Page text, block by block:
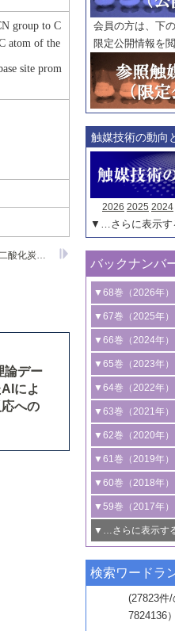
group to C
atom of the
site prom
人工金属酵素による水中における二酸化炭素還元反応
論デー
によ
への
巻
号
触媒年鑑
年度
記事種別
マーク：
会員の方は、下
限定公開情報を
触媒技術の動向
2026 2025 2024
▼…さらに表示す
バックナンバ
▼68巻（2026年）
1号 過酸化水素合
2号 コンピュータ
触媒開発
3号 有機分子変換
光触媒に関する最
B号 第137回触媒
▼67巻（2025年）
1号 CO
水素化に
ーンケミカル製造
2号 水素製造のた
る最近の研究
3号 オレフィン系
る最新技術
4号 アルコール類
る非貴金属触媒の
5号 ゼオライトの
究動向
6号 ヘテロ接合界
B号 第135回触媒
▼66巻（2024年）
1号 低次元ナノ構
2号 規制反応場を
の新展開
3号 未踏分子変換
ロセスの最前線
4号 シンクロトロ
線を利用した触媒
5号 単原子触媒
6号 参照触媒委員
B号 第133回触媒
▼65巻（2023年）
1号 炭素が関わる
2号 プラスチック
ための触媒技術
3号 非酸化物系金
触媒材料の開発
4号 格子酸素・格
触媒反応
5号 生体触媒によ
6号 窒素とリンの
能性材料
▼64巻（2022年）
1号 合成ガス製造
ズ合成の最新動向
2号 化学品合成の
3号 CO の排出削
めの触媒技術
4号 若手による情
若き触媒の研究者
若き触媒の研究者
6号 石油のノーブ
触媒技術
▼63巻（2021年）
1号 金触媒の新展開
2号 ペロブスカイト
3号 特殊反応場を
換反応
4号 多孔質材料を
5号 情報学的手法
6号 カーボンニュ
技術
B号 第127回触媒
ライン開催(Zoom)
▼62巻（2020年）
1号 触媒設計を拓
タリゼーション
2号 機能化学品製
触媒的酸化反応
3号 水処理のため
4号 光触媒を用い
動向
5号 次世代の触媒
▼61巻（2019年）
1号 物質移動制御
ス開発
2号 CO2 フリー水
関わる触媒開発動
3号 精密高分子合
動向
4号 バイオマス化
▼60巻（2018年）
1号 固体酸触媒の
2号 二酸化炭素か
3号 ナノ粒子・ク
4号 60周年記念企
5号 進化するゼオ
6号 非貴金属系触
▼59巻（2017年）
1号 いたるところ
最先端技術
3号 無機分離膜材
ロセスへの適用
▼…さらに表示す
1号 ユニークな構造
2号 リグニンから
▼57巻（2015年）
1号 水素キャリア
▼56巻（2014年）
検索ワードラ
(27823件/
7824136）